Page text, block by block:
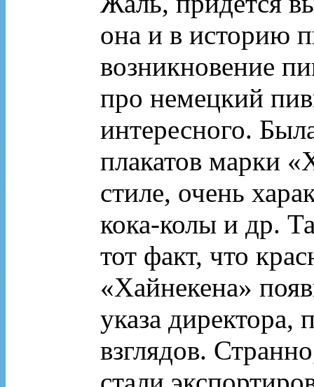
она и в историю
возникновение
про немецкий
интересного.
плакатов марки
стиле, очень
кока-колы и др.
тот факт, что
«Хайнекена»
указа директора,
взглядов.